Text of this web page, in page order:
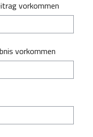
vorkommen
vorkommen